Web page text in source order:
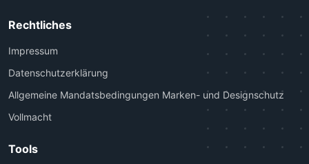
Rechtliches
Impressum
Datenschutzerklärung
Allgemeine Mandatsbedingungen Marken- und Designschutz
Vollmacht
Tools